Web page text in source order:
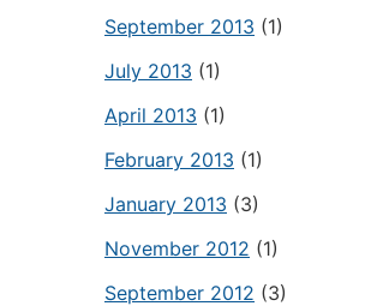
September 2013 (1)
July 2013 (1)
April 2013 (1)
February 2013 (1)
January 2013 (3)
November 2012 (1)
September 2012 (3)